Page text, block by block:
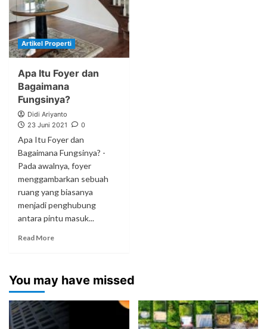
Artikel Properti
Apa Itu Foyer dan
Bagaimana
Fungsinya?
Didi Ariyanto
23 Juni 2021
0
Apa Itu Foyer dan
Bagaimana Fungsinya? -
Pada awalnya, foyer
menggambarkan sebuah
ruang yang biasanya
menjadi penghubung
antara pintu masuk...
Read More
You may have missed